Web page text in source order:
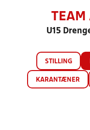
TEAM
U15
STILLING
KARANTÆNER